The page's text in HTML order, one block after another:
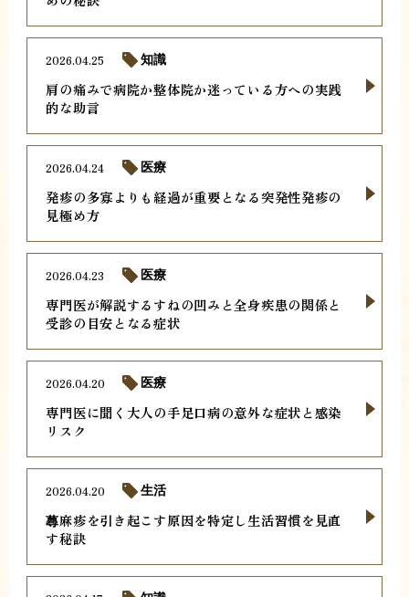
肩の痛みで病院か整体院か迷っている方への実践
的な助言
2026.04.25 知識
発疹の多寡よりも経過が重要となる突発性発疹の
見極め方
2026.04.24 医療
専門医が解説するすねの凹みと全身疾患の関係と
受診の目安となる症状
2026.04.23 医療
専門医に聞く大人の手足口病の意外な症状と感染
リスク
2026.04.20 医療
蕁麻疹を引き起こす原因を特定し生活習慣を見直
す秘訣
2026.04.20 生活